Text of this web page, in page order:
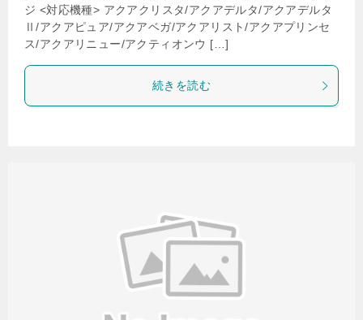
ジ <対応機種> アクアクリスタ/アクアデルタ/アクアデルタ
Ⅱ/アクアピュア/アクアベガ/アクアリスト/アクアプリンセ
ス/アクアリニュー/アクティオンウ […]
続きを読む